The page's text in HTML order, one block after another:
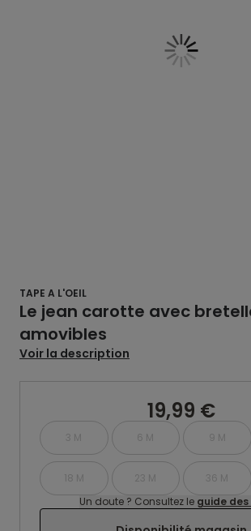
TAPE A L'OEIL
Le jean carotte avec
amovibles
Voir la description
19,99 €
3 M 6 M 9 M
18 M 23 M
36 M
Un doute ? Consultez le guide